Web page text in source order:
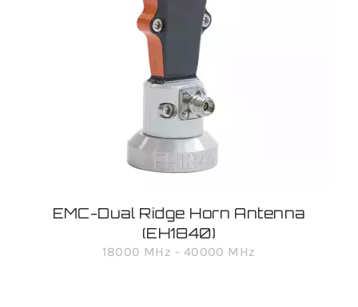
EMC-Dual Ridge Horn Antenna
(EH1840)
18000 MHz - 40000 MHz